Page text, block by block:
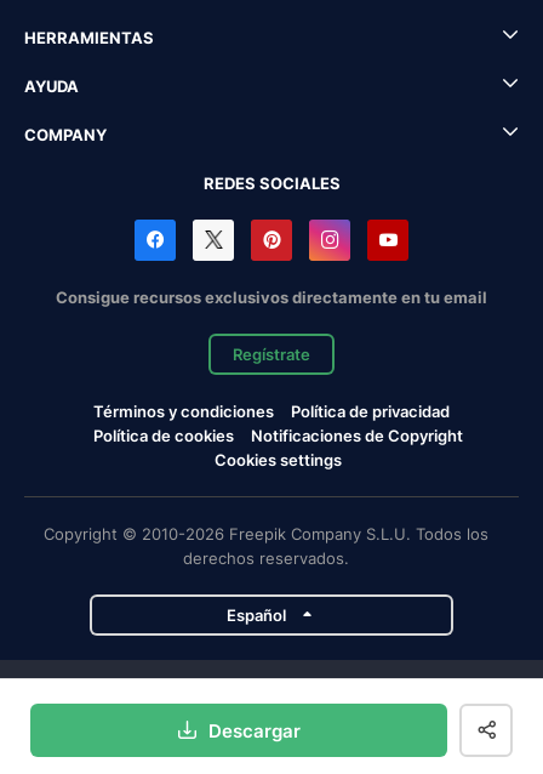
Descargar
HERRAMIENTAS
AYUDA
COMPANY
REDES SOCIALES
Consigue recursos exclusivos directamente en tu email
Regístrate
Términos y condiciones
Política de privacidad
Política de cookies
Notificaciones de Copyright
Cookies settings
Copyright © 2010-2026 Freepik Company S.L.U. Todos los
derechos reservados.
Español
Magnific Flaticon